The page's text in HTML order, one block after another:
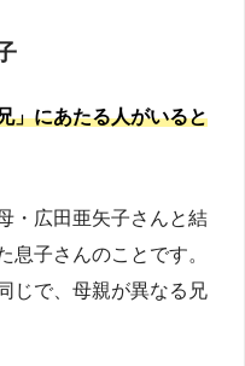
」にあたる人がいると
・広田亜矢子さんと結
息子さんのことです。
じで、母親が異なる兄